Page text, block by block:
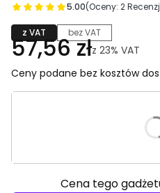
5.00(Oceny: 2
z VAT bez VAT
57,56 złz 23% VAT
Ceny podane bez kosztów
Poszczególne warianty
Cena tego